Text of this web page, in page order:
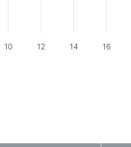
10 12 14 16